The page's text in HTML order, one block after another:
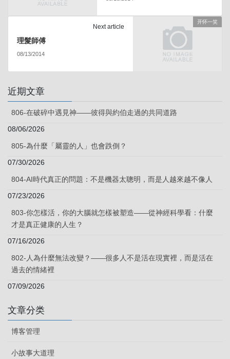
开怀一笑
Next article
理髮師傅
08/13/2014
近期文章
806-在破碎中遇見神——彼得與約伯走過的共同道路
08/06/2026
805-為什麼「屬靈的人」也會跌倒？
07/30/2026
804-AI時代真正的問題：不是機器太聰明，而是人越來越不像人
07/23/2026
803-你怎樣活，你的大腦就怎樣被塑造——從神經科學看：什麼
才是真正健康的人生？
07/16/2026
802-人為什麼無法改變？——很多人不是活在現實裡，而是活在
過去的情緒裡
07/09/2026
文章分类
博客管理
小故事大道理